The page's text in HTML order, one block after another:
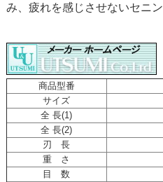
み、疲れを感じさせないセニン
商品型番
サイズ
全 長(1)
全 長(2)
刃 長
重 さ
目 数